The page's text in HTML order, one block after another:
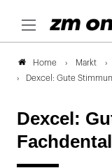
Home Markt
Dexcel: Gute
Dexcel: